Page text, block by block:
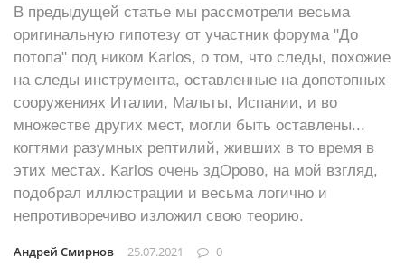
В предыдущей статье мы рассмотрели весьма
оригинальную гипотезу от участник форума "До
потопа" под ником Karlos, о том, что следы, похожие
на следы инструмента, оставленные на допотопных
сооружениях Италии, Мальты, Испании, и во
множестве других мест, могли быть оставлены...
когтями разумных рептилий, живших в то время в
этих местах. Karlos очень здОрово, на мой взгляд,
подобрал иллюстрации и весьма логично и
непротиворечиво изложил свою теорию.
Андрей Смирнов 25.07.2021 0